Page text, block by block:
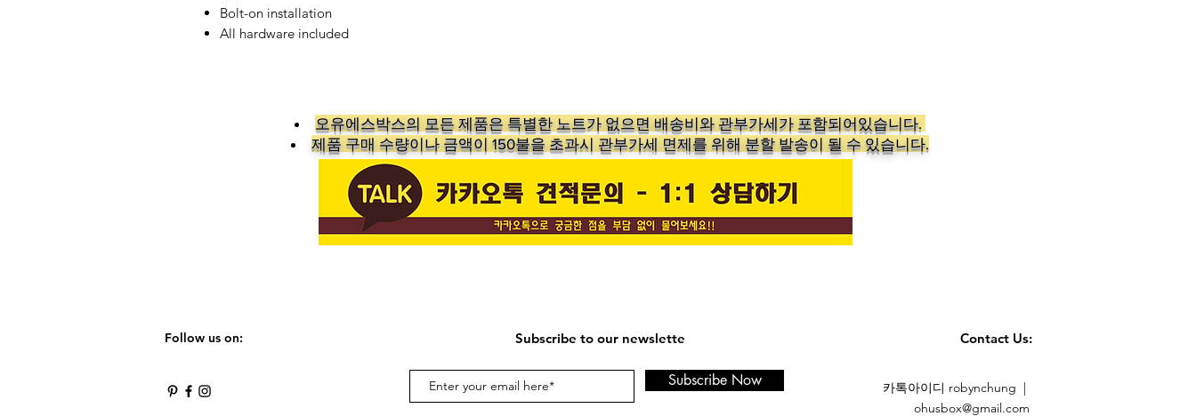
Bolt-on installation
All hardware included
오유에스박스의 ​모든 제품은 특별한 노트가 없으면 배송비와 관부가세가 포함되어있습니다.
​제품 구매 수량이나 금액이 150불을 초과시 관부가세 면제를 위해 분할 발송이 될 수 있습니다.
Follow us on: Contact Us:
카톡아이디 robynchung |
ohusbox@gmail.com
Subscribe to our newslette
Subscribe Now